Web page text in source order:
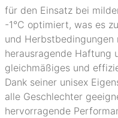
für den Einsatz bei
-1°C optimiert, was es
und Herbstbedingungen
herausragende Haftung
gleichmäßiges und
Dank seiner unisex
alle Geschlechter
hervorragende